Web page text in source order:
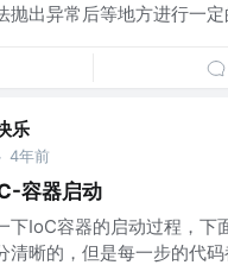
抛出异常后等地方进行一
乐
· 4年前
容器启动
下IoC容器的启动过程，
清晰的，但是每一步的代